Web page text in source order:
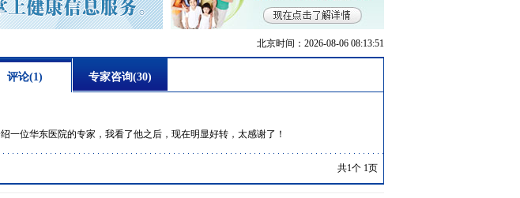
北京时间：2026-08-06 08:13:51
评论(1) 专家咨询(30)
一位华东医院的专家，我看了他之后，现在明显好转，太感谢了！
共1个 1页